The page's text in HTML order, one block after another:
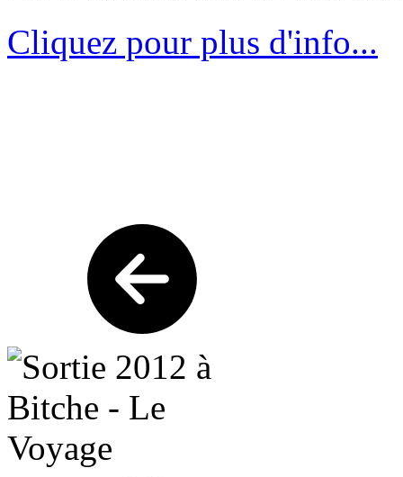
Cliquez pour plus d'info...